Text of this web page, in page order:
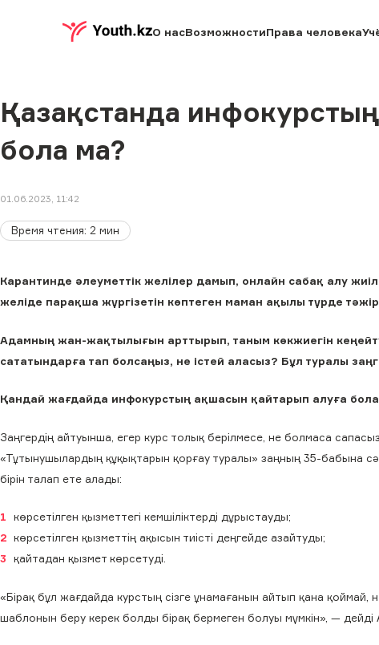
О насВозможностиПрава человека
Қазақстанда
бола ма?
01.06.2023, 11:42
Время чтения: 2 мин
Карантинде әлеуметтік желілер дамып, онлайн сабақ алу
желіде парақша жүргізетін көптеген маман ақылы түрде
Адамның жан-жақтылығын арттырып, таным көкжиегін
сататындарға тап болсаңыз, не істей аласыз? Бұл туралы
Қандай жағдайда инфокурстың ақшасын қайтарып алуға
Заңгердің айтуынша, егер курс толық берілмесе, не болмаса
«Тұтынушылардың құқықтарын қорғау туралы» заңның 35-бабына
бірін талап ете алады:
көрсетілген қызметтегі кемшіліктерді дұрыстауды;
көрсетілген қызметтің ақысын тиісті деңгейде азайтуды;
қайтадан қызмет көрсетуді.
«Бірақ бұл жағдайда курстың сізге ұнамағанын айтып қана
шаблонын беру керек болды бірақ бермеген болуы мүмкін», — дейді